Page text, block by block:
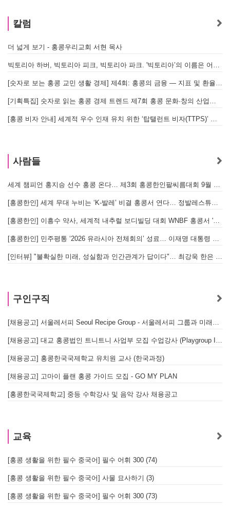
칼럼
더 넓게 보기 - 홍콩우리교회 서현 목사
빅토리아 하버, 빅토리아 피크, 빅토리아 파크. '빅토리아’의 이름은 어떻게 온 걸까? - [이승권 원장의 생활칼럼]
[숫자로 보는 홍콩 교민 생활 경제] 제4회: 홍콩의 금융 — 지표 및 환율, MPF 운영 현황
[기획특집] 숫자로 읽는 홍콩 경제 트렌드 제7회 홍콩 문화·창의 산업의 구조와 분야별 동향
[홍콩 비자 안내] 세계적 우수 인재 유치 위한 ‘탑탤런트 비자(TTPS)’ 주요 요건
사람들
세계 챔피언 홍지승 선수 홍콩 온다… 제3회 홍콩한인팔씨름대회 9월 12일 개최
[홍콩한인] 세계 무대 누비는 ‘K-발레’ 비결 홍콩서 연다… 정발레스튜디오 개원
[홍콩한인] 이흥수 약사, 세계적 내추럴 보디빌딩 대회 WNBF 홍콩서 '마스터 부문 1위' 기염
[홍콩한인] 민주평통 ‘2026 유라시아 전체회의’ 성료… 이재명 대통령 참석으로 의미 더해
[인터뷰] "불확실한 미래, 성실함과 인간관계가 답이다"… 최강욱 한은 부소장이 청소년들에게 전하는 응원
구인구직
[채용공고] 서울레서피 Seoul Recipe Group - 서울레서피 그룹과 미래를 함께할 유능한 인재를 모십니다
[채용공고] 대교 홍콩법인 트니트니 사업부 모집 수업강사 (Playgroup Instructor)
[채용공고] 홍콩한국국제학교 유치원 교사 (한국과정)
[채용공고] 고마이 플랜 홍콩 가이드 모집 - GO MY PLAN
[홍콩한국국제학교] 중등 수학강사 및 음악 강사 채용공고
교육
[홍콩 생활을 위한 필수 중국어] 필수 어휘 300 (74)
[홍콩 생활을 위한 필수 중국어] 사물 묘사하기 (3)
[홍콩 생활을 위한 필수 중국어] 필수 어휘 300 (73)